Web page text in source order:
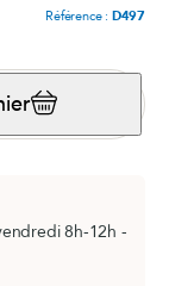
Référence : D497
8h-12h -